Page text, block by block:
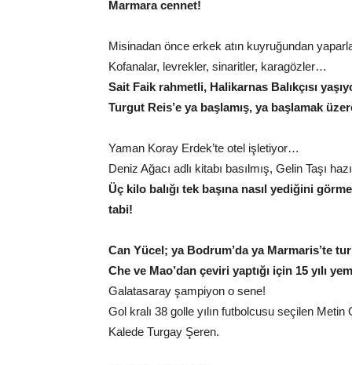
Marmara cennet!
Misinadan önce erkek atın kuyruğundan
Kofanalar, levrekler, sinaritler, karagözler…
Sait Faik rahmetli, Halikarnas Balıkçısı
Turgut Reis’e ya başlamış, ya başlamak
Yaman Koray Erdek’te otel işletiyor…
Deniz Ağacı adlı kitabı basılmış, Gelin Taşı
Üç kilo balığı tek başına nasıl yediğini
tabi!
Can Yücel; ya Bodrum’da ya Marmaris’te
Che ve Mao’dan çeviri yaptığı için 15 yılı
Galatasaray şampiyon o sene!
Gol kralı 38 golle yılın futbolcusu seçilen Metin
Kalede Turgay Şeren.